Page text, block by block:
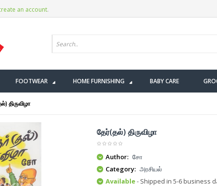
an account.
FOOTWEAR HOME FURNISHING BABY CARE
திருவிழா
தேர்(தல்) திருவிழா
Author: சோ
Category: அரசியல்
Available- Shipped in 5-6 business